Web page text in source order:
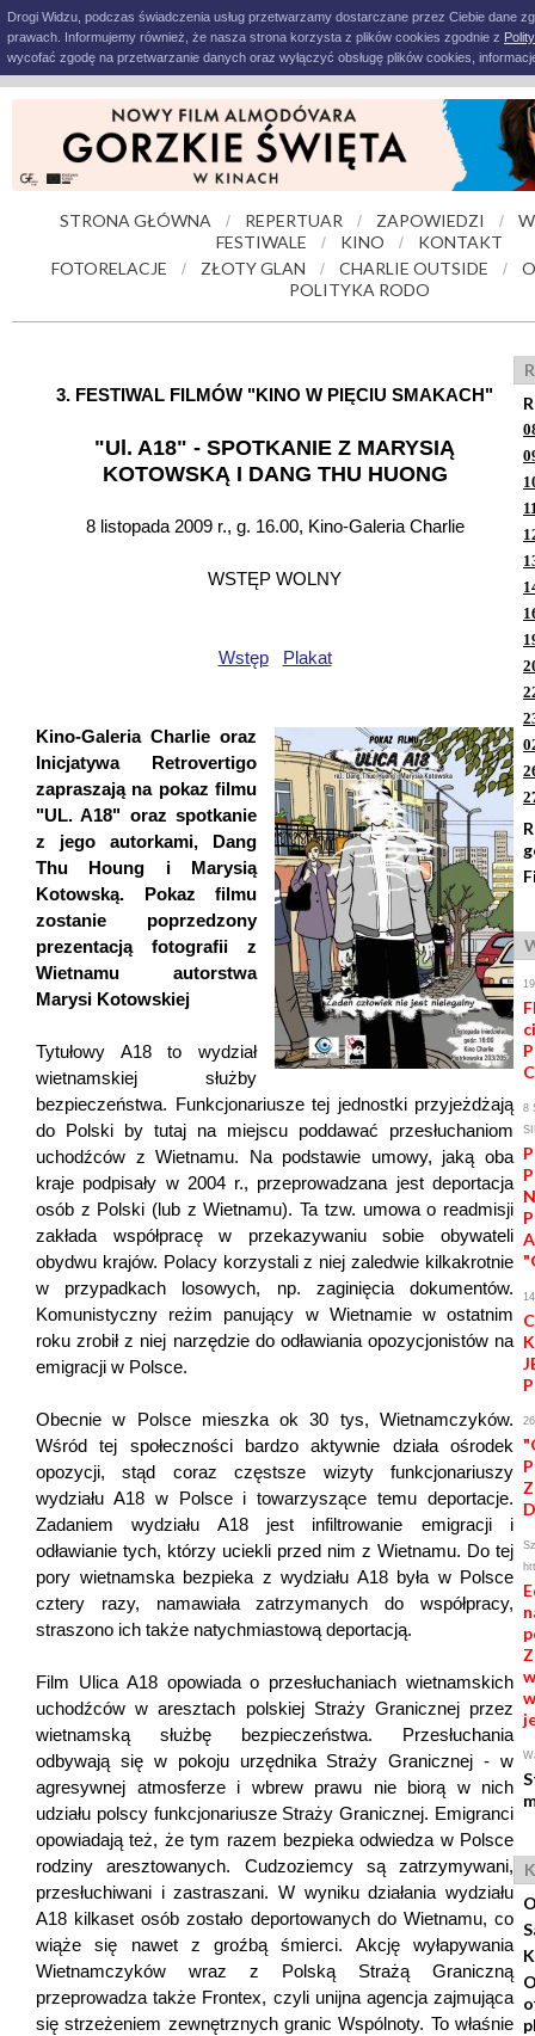
Drogi Widzu, podczas świadczenia usług przetwarzamy dostarczane przez Ciebie dane
prawach. Informujemy również, że nasza strona korzysta z plików cookies zgodnie z
wycofać zgodę na przetwarzanie danych oraz wyłączyć obsługę plików cookies,
STRONA GŁÓWNA / REPERTUAR / ZAPOWIEDZI /
FESTIWALE
/ KINO /
KONTAKT
FOTORELACJE
/ ZŁOTY GLAN / CHARLIE OUTSIDE /
POLITYKA RODO
3. FESTIWAL FILMÓW "KINO W PIĘCIU SMAKACH"
"Ul. A18" - SPOTKANIE Z MARYSIĄ
KOTOWSKĄ I DANG THU HUONG
8 listopada 2009 r., g. 16.00, Kino-Galeria Charlie
WSTĘP WOLNY
Wstęp Plakat
Kino-Galeria Charlie oraz
Inicjatywa Retrovertigo
zapraszają na pokaz filmu
"UL. A18" oraz spotkanie
z jego autorkami, Dang
Thu Houng i Marysią
Kotowską. Pokaz filmu
zostanie poprzedzony
prezentacją fotografii z
Wietnamu autorstwa
Marysi Kotowskiej
Tytułowy A18 to wydział
wietnamskiej służby
bezpieczeństwa. Funkcjonariusze tej jednostki przyjeżdżają
do Polski by tutaj na miejscu poddawać przesłuchaniom
uchodźców z Wietnamu. Na podstawie umowy, jaką oba
kraje podpisały w 2004 r., przeprowadzana jest deportacja
osób z Polski (lub z Wietnamu). Ta tzw. umowa o readmisji
zakłada współpracę w przekazywaniu sobie obywateli
obydwu krajów. Polacy korzystali z niej zaledwie kilkakrotnie
w przypadkach losowych, np. zaginięcia dokumentów.
Komunistyczny reżim panujący w Wietnamie w ostatnim
roku zrobił z niej narzędzie do odławiania opozycjonistów na
emigracji w Polsce.
Obecnie w Polsce mieszka ok 30 tys, Wietnamczyków.
Wśród tej społeczności bardzo aktywnie działa ośrodek
opozycji, stąd coraz częstsze wizyty funkcjonariuszy
wydziału A18 w Polsce i towarzyszące temu deportacje.
Zadaniem wydziału A18 jest infiltrowanie emigracji i
odławianie tych, którzy uciekli przed nim z Wietnamu. Do tej
pory wietnamska bezpieka z wydziału A18 była w Polsce
cztery razy, namawiała zatrzymanych do współpracy,
straszono ich także natychmiastową deportacją.
Film Ulica A18 opowiada o przesłuchaniach wietnamskich
uchodźców w aresztach polskiej Straży Granicznej przez
wietnamską służbę bezpieczeństwa. Przesłuchania
odbywają się w pokoju urzędnika Straży Granicznej - w
agresywnej atmosferze i wbrew prawu nie biorą w nich
udziału polscy funkcjonariusze Straży Granicznej. Emigranci
opowiadają też, że tym razem bezpieka odwiedza w Polsce
rodziny aresztowanych. Cudzoziemcy są zatrzymywani,
przesłuchiwani i zastraszani. W wyniku działania wydziału
A18 kilkaset osób zostało deportowanych do Wietnamu, co
wiąże się nawet z groźbą śmierci. Akcję wyłapywania
Wietnamczyków wraz z Polską Strażą Graniczną
przeprowadza także Frontex, czyli unijna agencja zajmująca
się strzeżeniem zewnętrznych granic Wspólnoty. To właśnie
8